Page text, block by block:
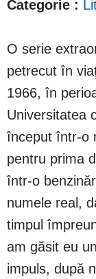
Categorie :
O serie
petrecut în
1966, în
Universitatea
început într-o
pentru prima
într-o
numele real,
timpul
am găsit eu
impuls, după